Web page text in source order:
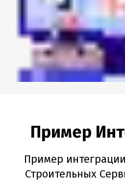
Пример
Пример
Строительных